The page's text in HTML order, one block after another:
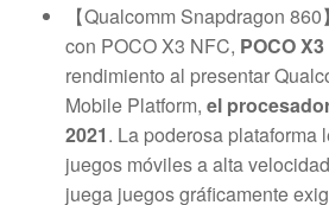
【Qualcomm Snapdragon
con POCO X3 NFC, POCO
rendimiento al presentar
Mobile Platform, el
2021. La poderosa plataforma
juegos móviles a alta
juega juegos gráficamente